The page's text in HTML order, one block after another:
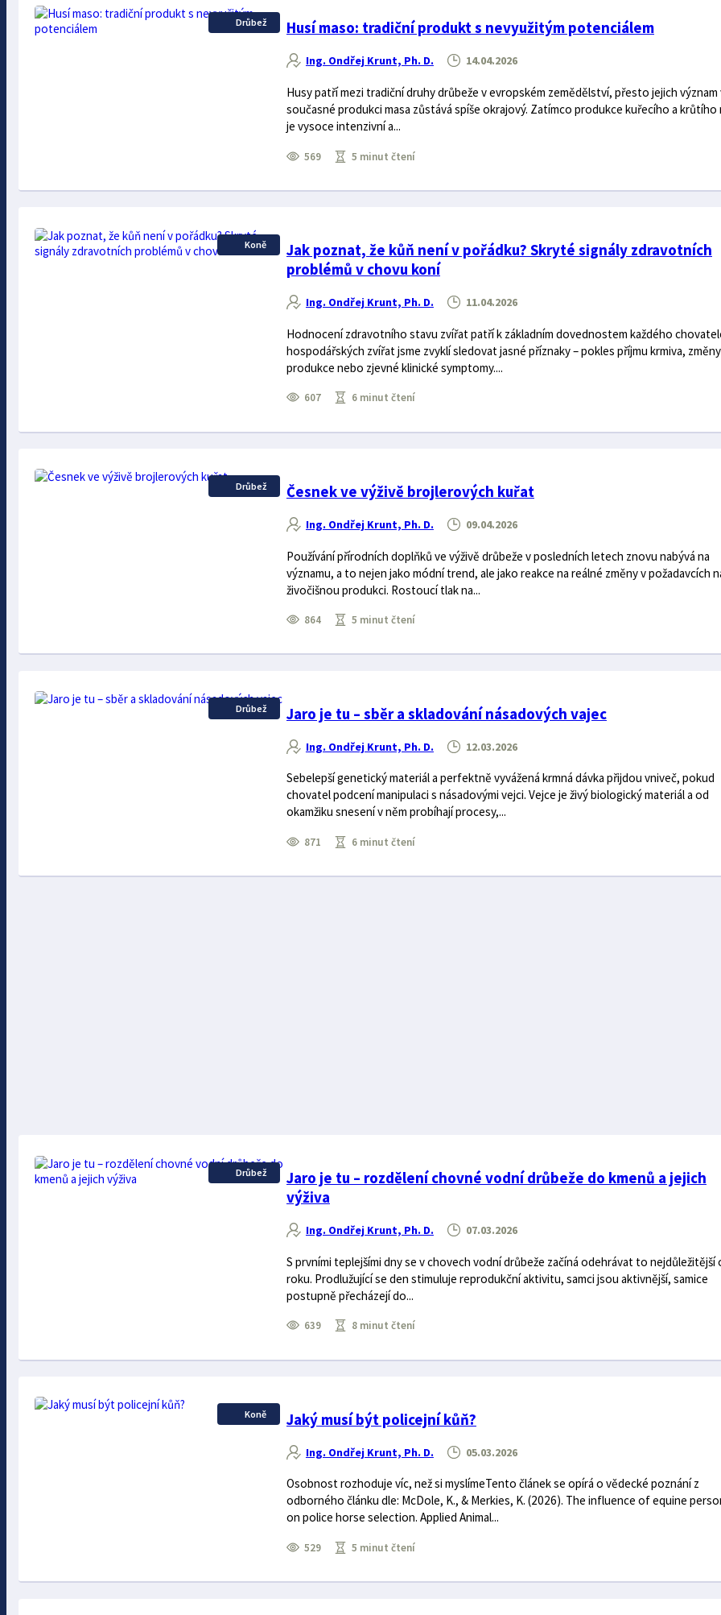
Drůbež Husí maso: tradiční produkt s nevyužitým potenciálem
Ing. Ondřej Krunt, Ph. D. 14.04.2026
Husy patří mezi tradiční druhy drůbeže v evropském zemědělství, přesto jejich význam
současné produkci masa zůstává spíše okrajový. Zatímco produkce kuřecího a krůtího
je vysoce intenzivní a...
569 5 minut čtení
Koně
Jak poznat, že kůň není v pořádku? Skryté signály zdravotních
problémů v chovu koní
Ing. Ondřej Krunt, Ph. D. 11.04.2026
Hodnocení zdravotního stavu zvířat patří k základním dovednostem každého
hospodářských zvířat jsme zvyklí sledovat jasné příznaky – pokles příjmu krmiva, změny
produkce nebo zjevné klinické symptomy....
607 6 minut čtení
Drůbež Česnek ve výživě brojlerových kuřat
Ing. Ondřej Krunt, Ph. D. 09.04.2026
Používání přírodních doplňků ve výživě drůbeže v posledních letech znovu nabývá na
významu, a to nejen jako módní trend, ale jako reakce na reálné změny v požadavcích
živočišnou produkci. Rostoucí tlak na...
864 5 minut čtení
Drůbež Jaro je tu – sběr a skladování násadových vajec
Ing. Ondřej Krunt, Ph. D. 12.03.2026
Sebelepší genetický materiál a perfektně vyvážená krmná dávka přijdou vniveč, pokud
chovatel podcení manipulaci s násadovými vejci. Vejce je živý biologický materiál a od
okamžiku snesení v něm probíhají procesy,...
871 6 minut čtení
Drůbež
Jaro je tu – rozdělení chovné vodní drůbeže do kmenů a jejich
výživa
Ing. Ondřej Krunt, Ph. D. 07.03.2026
S prvními teplejšími dny se v chovech vodní drůbeže začíná odehrávat to nejdůležitější
roku. Prodlužující se den stimuluje reprodukční aktivitu, samci jsou aktivnější, samice
postupně přecházejí do...
639 8 minut čtení
Koně Jaký musí být policejní kůň?
Ing. Ondřej Krunt, Ph. D. 05.03.2026
Osobnost rozhoduje víc, než si myslímeTento článek se opírá o vědecké poznání z
odborného článku dle: McDole, K., & Merkies, K. (2026). The influence of equine
on police horse selection. Applied Animal...
529 5 minut čtení